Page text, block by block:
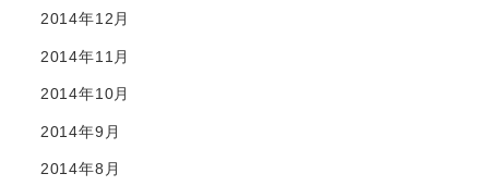
2014年12月
2014年11月
2014年10月
2014年9月
2014年8月